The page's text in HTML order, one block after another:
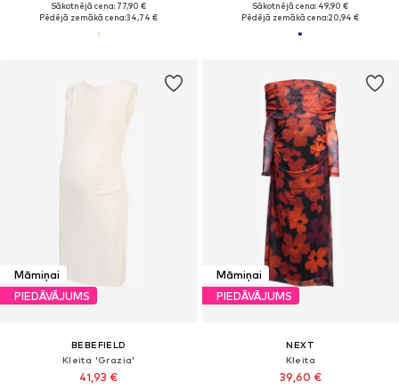
Sākotnējā cena: 77,90 €
Pēdējā zemākā cena:34,74 €
Sākotnējā cena: 49,90 €
Pēdējā zemākā cena:20,94 €
Māmiņai
PIEDĀVĀJUMS
BEBEFIELD
Kleita 'Grazia'
41,93 €
Māmiņai
PIEDĀVĀJUMS
NEXT
Kleita
39,60 €